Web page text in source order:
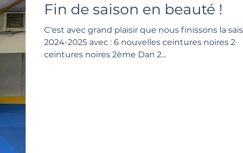
Fin de saison en beauté !
C'est avec grand plaisir que nous finissons la
2024-2025 avec : 6 nouvelles ceintures noires 2
ceintures noires 2ème Dan 2...